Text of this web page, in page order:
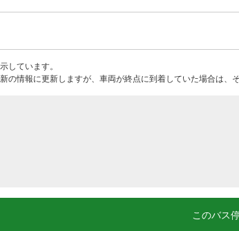
しています。
の情報に更新しますが、車両が終点に到着していた場合は、
このバス